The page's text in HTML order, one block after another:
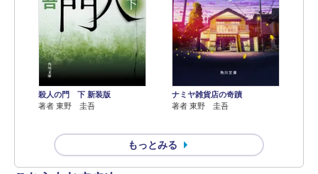
殺人の門 下 新装版
著者 東野 圭吾
ナミヤ雑貨店の奇蹟
著者 東野 圭吾
もっとみる